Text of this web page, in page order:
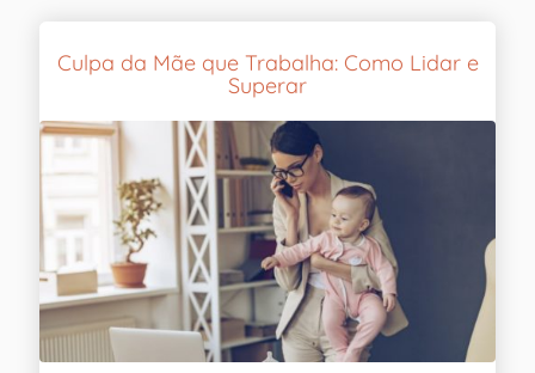
Culpa da Mãe que Trabalha: Como Lidar e
Superar